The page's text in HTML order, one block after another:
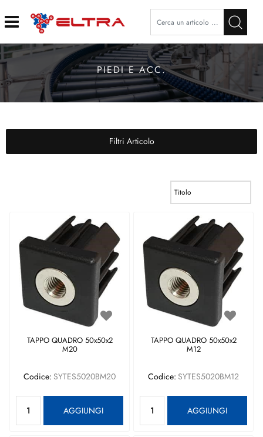
Open
PIEDI E ACC.
Filtri Articolo
TAPPO QUADRO 50x50x2
M20
Codice: SYTES5020BM20
AGGIUNGI
TAPPO QUADRO 50x50x2
M12
Codice: SYTES5020BM12
AGGIUNGI